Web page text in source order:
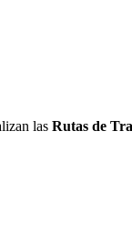
las Rutas de